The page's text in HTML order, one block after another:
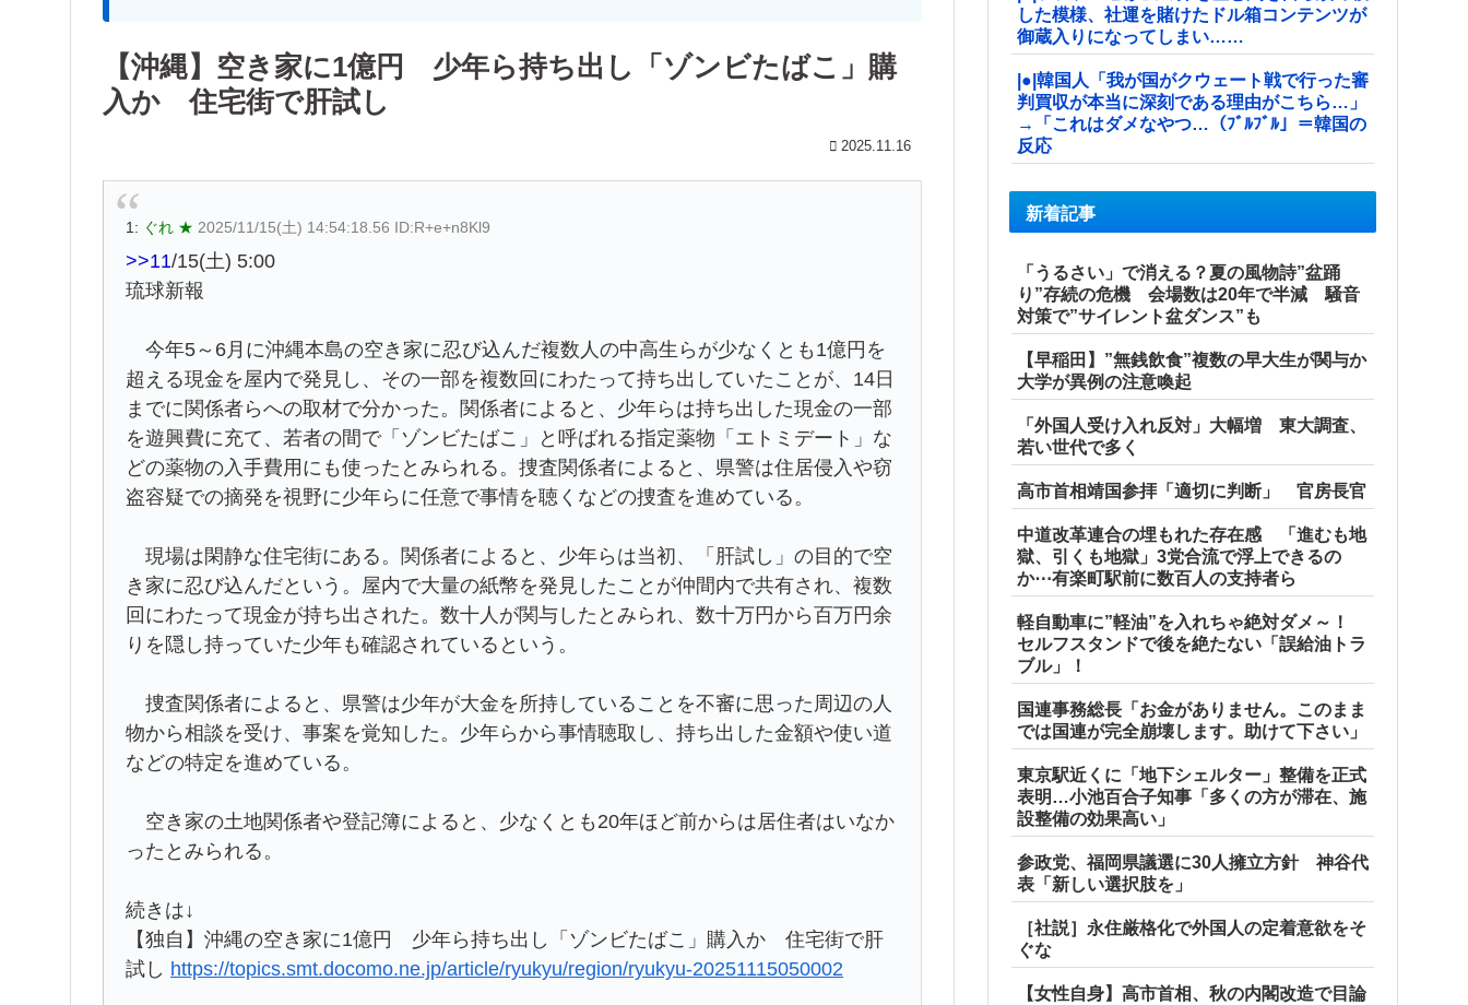
【沖縄】空き家に1億円 少年ら持ち出し「ゾンビたばこ」購
入か 住宅街で肝試し
2025.11.16
1: ぐれ ★ 2025/11/15(土) 14:54:18.56 ID:R+e+n8Kl9
>>11/15(土) 5:00
琉球新報
今年5～6月に沖縄本島の空き家に忍び込んだ複数人の中高生らが少なくとも1億円を
超える現金を屋内で発見し、その一部を複数回にわたって持ち出していたことが、14日
までに関係者らへの取材で分かった。関係者によると、少年らは持ち出した現金の一部
を遊興費に充て、若者の間で「ゾンビたばこ」と呼ばれる指定薬物「エトミデート」な
どの薬物の入手費用にも使ったとみられる。捜査関係者によると、県警は住居侵入や窃
盗容疑での摘発を視野に少年らに任意で事情を聴くなどの捜査を進めている。
現場は閑静な住宅街にある。関係者によると、少年らは当初、「肝試し」の目的で空
き家に忍び込んだという。屋内で大量の紙幣を発見したことが仲間内で共有され、複数
回にわたって現金が持ち出された。数十人が関与したとみられ、数十万円から百万円余
りを隠し持っていた少年も確認されているという。
捜査関係者によると、県警は少年が大金を所持していることを不審に思った周辺の人
物から相談を受け、事案を覚知した。少年らから事情聴取し、持ち出した金額や使い道
などの特定を進めている。
空き家の土地関係者や登記簿によると、少なくとも20年ほど前からは居住者はいなか
ったとみられる。
続きは↓
【独自】沖縄の空き家に1億円 少年ら持ち出し「ゾンビたばこ」購入か 住宅街で肝
試し https://topics.smt.docomo.ne.jp/article/ryukyu/region/ryukyu-20251115050002
した模様、社運を賭けたドル箱コンテンツが
御蔵入りになってしまい……
|●|韓国人「我が国がクウェート戦で行った審
判買収が本当に深刻である理由がこちら…」
→「これはダメなやつ…（ﾌﾞﾙﾌﾞﾙ」＝韓国の
反応
新着記事
「うるさい」で消える？夏の風物詩”盆踊
り”存続の危機 会場数は20年で半減 騒音
対策で”サイレント盆ダンス”も
【早稲田】”無銭飲食”複数の早大生が関与か
大学が異例の注意喚起
「外国人受け入れ反対」大幅増 東大調査、
若い世代で多く
高市首相靖国参拝「適切に判断」 官房長官
中道改革連合の埋もれた存在感 「進むも地
獄、引くも地獄」3党合流で浮上できるの
か⋯有楽町駅前に数百人の支持者ら
軽自動車に”軽油”を入れちゃ絶対ダメ～！
セルフスタンドで後を絶たない「誤給油トラ
ブル」！
国連事務総長「お金がありません。このまま
では国連が完全崩壊します。助けて下さい」
東京駅近くに「地下シェルター」整備を正式
表明…小池百合子知事「多くの方が滞在、施
設整備の効果高い」
参政党、福岡県議選に30人擁立方針 神谷代
表「新しい選択肢を」
［社説］永住厳格化で外国人の定着意欲をそ
ぐな
【女性自身】高市首相、秋の内閣改造で目論